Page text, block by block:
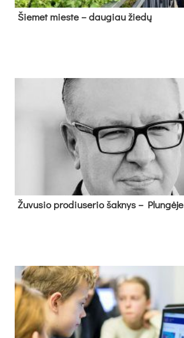
Šie­met mies­te – dau­giau žie­dų
Žu­vu­sio pro­diu­se­rio šak­nys – Plun­gė­je